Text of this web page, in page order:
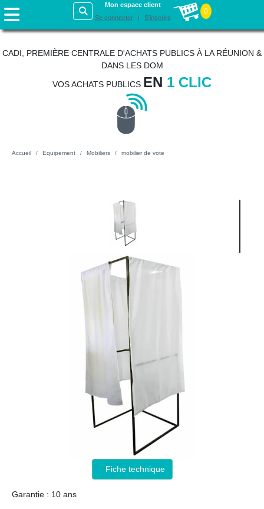
Mon espace client
Se connecter
S'inscrire
0
CADI, PREMIÈRE CENTRALE D'ACHATS PUBLICS À LA RÉUNION &
DANS LES DOM
VOS ACHATS PUBLICS EN 1 CLIC
Accueil Equipement Mobiliers mobilier de vote
Fiche technique
Garantie : 10 ans